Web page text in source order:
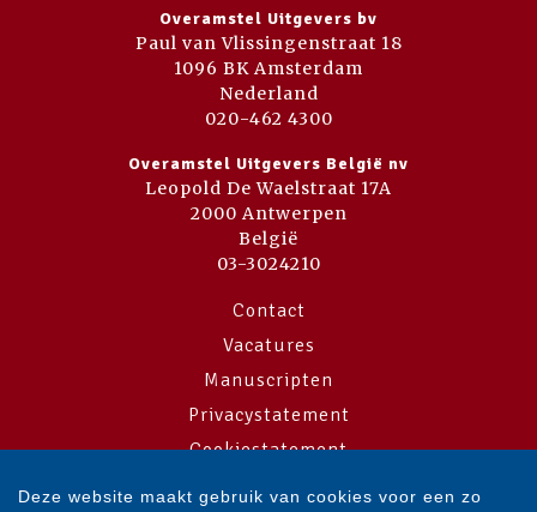
Overamstel Uitgevers bv
Paul van Vlissingenstraat 18
1096 BK Amsterdam
Nederland
020-462 4300
Overamstel Uitgevers België nv
Leopold De Waelstraat 17A
2000 Antwerpen
België
03-3024210
Contact
Vacatures
Manuscripten
Privacystatement
Cookiestatement
Cookie-instellingen
Deze website maakt gebruik van cookies voor een zo